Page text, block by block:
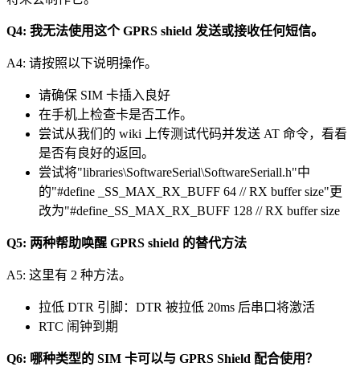
Q4: 我无法使用这个 GPRS shield 发送或接收任何短信。
A4: 请按照以下说明操作。
请确保 SIM 卡插入良好
在手机上检查卡是否工作。
尝试从我们的 wiki 上传测试代码并发送 AT 命令，看看
是否有良好的返回。
尝试将"libraries\SoftwareSerial\SoftwareSeriall.h"中
的"#define _SS_MAX_RX_BUFF 64 // RX buffer size"更
改为"#define_SS_MAX_RX_BUFF 128 // RX buffer size
Q5: 两种帮助唤醒 GPRS shield 的替代方法
A5: 这里有 2 种方法。
拉低 DTR 引脚：DTR 被拉低 20ms 后串口将激活
RTC 闹钟到期
Q6: 哪种类型的 SIM 卡可以与 GPRS Shield 配合使用？